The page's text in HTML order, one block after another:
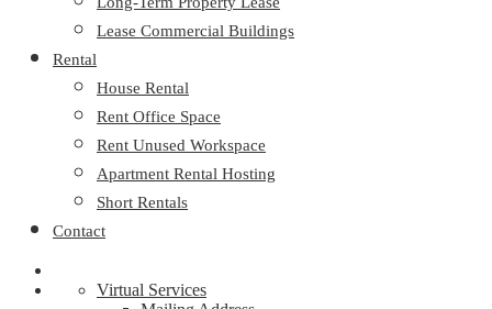
Lease Commercial Buildings
Rental
House Rental
Rent Office Space
Rent Unused Workspace
Apartment Rental Hosting
Short Rentals
Contact
Virtual Services